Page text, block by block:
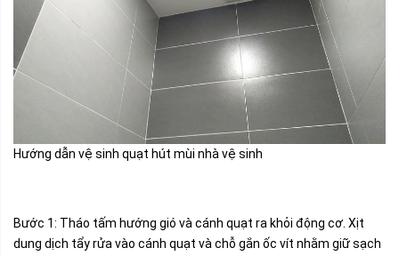
Hướng dẫn vệ sinh quạt hút mùi nhà vệ sinh
Bước 1: Tháo tấm hướng gió và cánh quạt ra khỏi động cơ. Xịt
dung dịch tẩy rửa vào cánh quạt và chỗ gắn ốc vít nhằm giữ sạch